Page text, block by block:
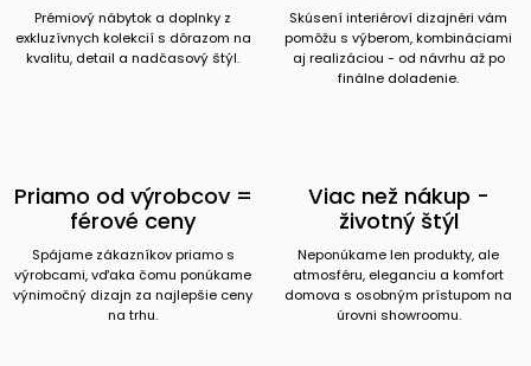
Prémiový nábytok a doplnky z
exkluzívnych kolekcií s dôrazom na
kvalitu, detail a nadčasový štýl.
Skúsení interiéroví dizajnéri vám
pomôžu s výberom, kombináciami
aj realizáciou - od návrhu až po
finálne doladenie.
Priamo od výrobcov =
férové ceny
Spájame zákazníkov priamo s
výrobcami, vďaka čomu ponúkame
výnimočný dizajn za najlepšie ceny
na trhu.
Viac než nákup -
životný štýl
Neponúkame len produkty, ale
atmosféru, eleganciu a komfort
domova s osobným prístupom na
úrovni showroomu.